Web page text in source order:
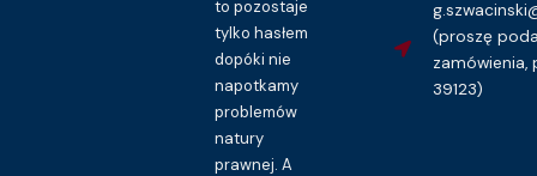
to pozostaje
tylko hasłem
dopóki nie
napotkamy
problemów
natury
prawnej. A
(proszę
zamówienia,
39123)